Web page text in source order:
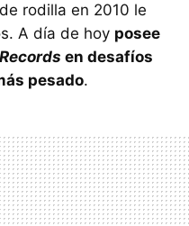
rodilla en 2010 le
A día de hoy posee
en desafíos
pesado.